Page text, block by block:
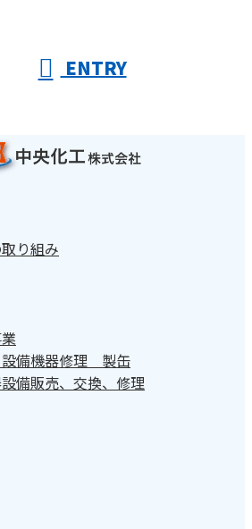
ENTRY
り組み
備機器修理 製缶
備販売、交換、修理